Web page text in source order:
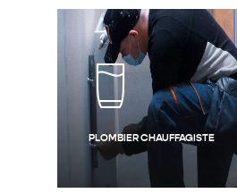
PLOMBIER CHAUFFAGISTE